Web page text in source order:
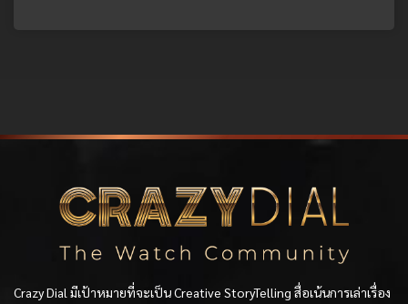
Crazy Dial มีเป้าหมายที่จะเป็น Creative StoryTelling สื่อเน้นการเล่าเรื่อง